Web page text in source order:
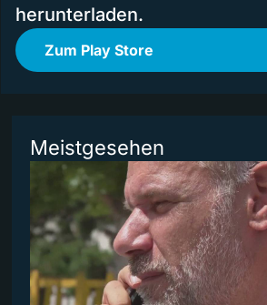
herunterladen.
Zum Play Store
Meistgesehen